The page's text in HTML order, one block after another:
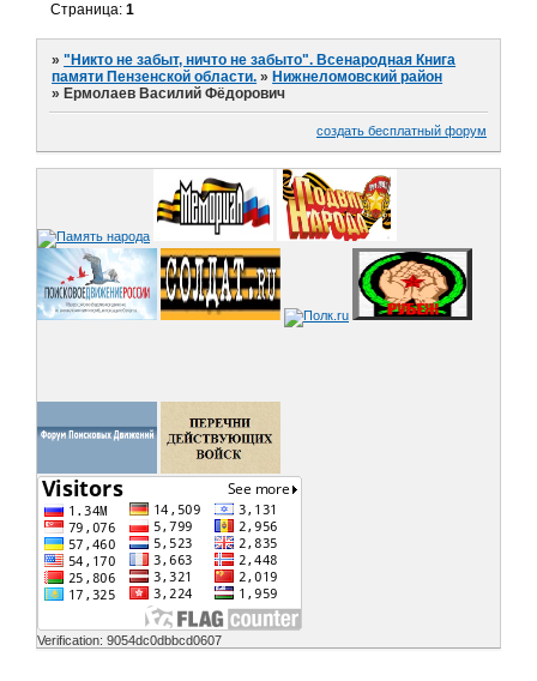
Страница:1
»"Никто не забыт, ничто не забыто". Всенародная Книга
памяти Пензенской области. » Нижнеломовский район
» Ермолаев Василий Фёдорович
создать бесплатный форум
Verification: 9054dc0dbbcd0607